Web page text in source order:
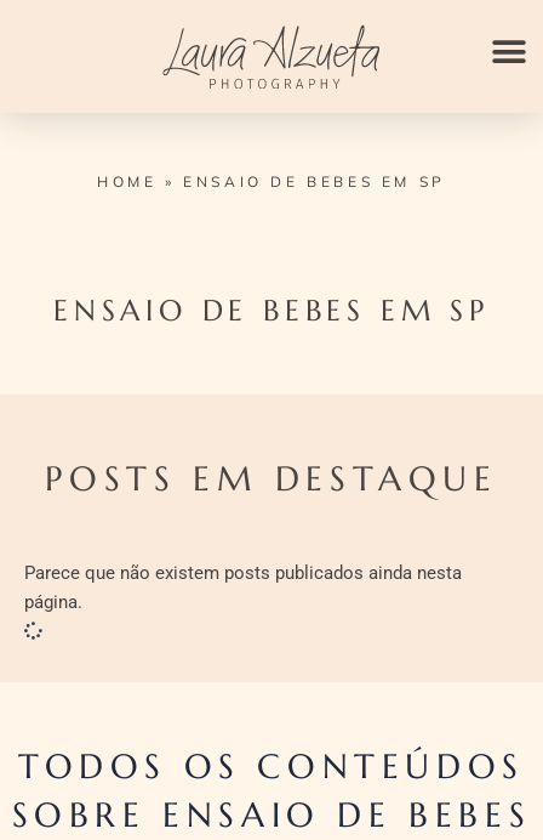
HOME » ENSAIO DE BEBES EM SP
ENSAIO DE BEBES EM SP
POSTS EM DESTAQUE
Parece que não existem posts publicados ainda nesta
página.
TODOS OS CONTEÚDOS
SOBRE ENSAIO DE BEBES